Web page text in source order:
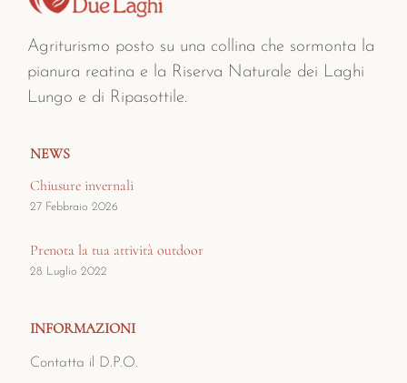
Agriturismo posto su una collina che sormonta la
pianura reatina e la Riserva Naturale dei Laghi
Lungo e di Ripasottile.
NEWS
Chiusure invernali
27 Febbraio 2026
Prenota la tua attività outdoor
28 Luglio 2022
INFORMAZIONI
Contatta il D.P.O.